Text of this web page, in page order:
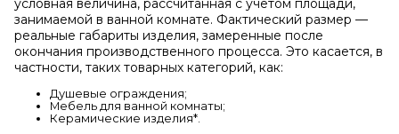
условная величина, рассчитанная с учетом площади,
занимаемой в ванной комнате. Фактический размер —
реальные габариты изделия, замеренные после
окончания производственного процесса. Это касается, в
частности, таких товарных категорий, как:
Душевые ограждения;
Мебель для ванной комнаты;
Керамические изделия*.